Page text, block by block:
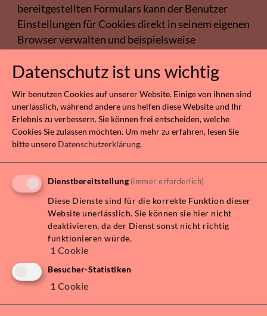
bereitgestellten Formulars kann der Benutzer
Einstellungen für Cookies direkt in seinem eigenen
Browser verwalten und beispielsweise
Über die Browsereinstellungen ist es auch
zu löschen, einschließlich der Cookies, die
möglicherweise die anfängliche Zustimmung zur
Installation von Cookies durch diese Website
gespeichert haben.
Benutzer finden beispielsweise Informationen zur
Verwaltung von Cookies in den am häufigsten
verwendeten Browsern unter den folgenden
Adressen: Google Chrome, Mozilla Firefox, Apple
Safari und Microsoft Edge.
In Bezug auf Cookies, die von Drittanbietern
installiert werden, können Benutzer ihre
Einstellungen verwalten und ihre Zustimmung
widerrufen, indem sie auf den entsprechenden
Datenschutz ist uns wichtig
Wir benutzen Cookies auf unserer Website. Einige von ihnen sind
unerlässlich, während andere uns helfen diese Website und Ihr
Erlebnis zu verbessern. Sie können frei entscheiden, welche
Cookies Sie zulassen möchten. Um mehr zu erfahren, lesen Sie
bitte unsere Datenschutzerklärung.
Dienstbereitstellung (immer erforderlich)
Diese Dienste sind für die korrekte Funktion dieser
Website unerlässlich. Sie können sie hier nicht
deaktivieren, da der Dienst sonst nicht richtig
funktionieren würde.
1 Cookie
Besucher-Statistiken
1 Cookie